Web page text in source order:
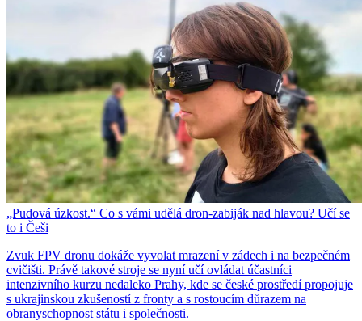
„Pudová úzkost.“ Co s vámi udělá dron-zabiják nad hlavou? Učí se
to i Češi
Zvuk FPV dronu dokáže vyvolat mrazení v zádech i na bezpečném
cvičišti. Právě takové stroje se nyní učí ovládat účastníci
intenzivního kurzu nedaleko Prahy, kde se české prostředí propojuje
s ukrajinskou zkušeností z fronty a s rostoucím důrazem na
obranyschopnost státu i společnosti.